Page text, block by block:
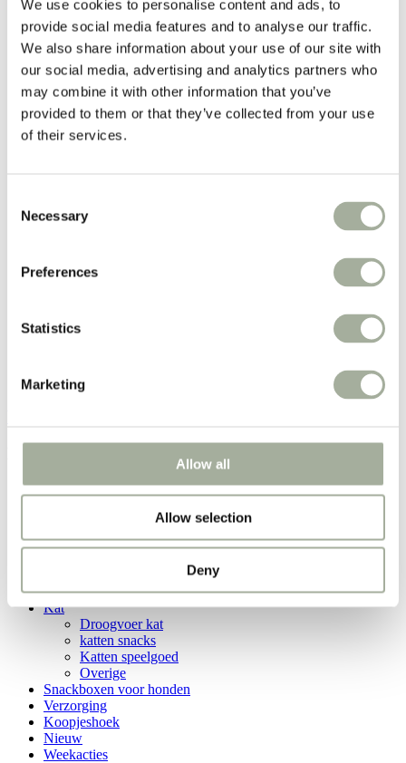
We use cookies to personalise content and ads, to
provide social media features and to analyse our traffic.
We also share information about your use of our site with
our social media, advertising and analytics partners who
may combine it with other information that you’ve
provided to them or that they’ve collected from your use
of their services.
Selection
Necessary
Preferences
Statistics
Marketing
Allow all
Allow selection
Deny
Apotheek
Populaire merken:
Advantage
Advantix®
Milbemax
PUUR
Ropa
prijsverlagingen!
Weekacties!
Merken
Spaarprogramma
Home
Categorieën
Hond
Kat
Droogvoer kat
katten snacks
Katten speelgoed
Overige
Snackboxen voor honden
Verzorging
Koopjeshoek
Nieuw
Weekacties